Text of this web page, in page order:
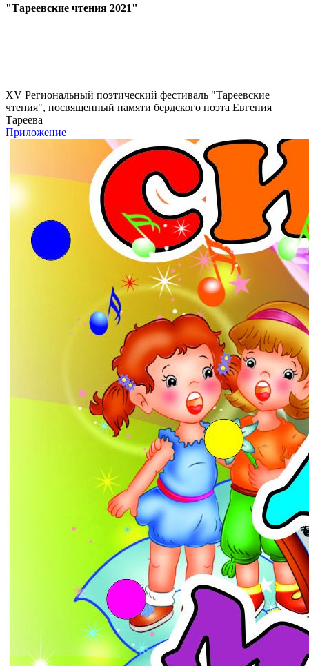
"Тареевские чтения 2021"
XV Региональный поэтический фестиваль "Тареевские
чтения", посвященный памяти бердского поэта Евгения
Тареева
Приложение